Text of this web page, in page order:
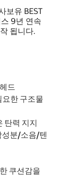
보유 BEST
9년 연속
됩니다.
드
한 구조물
탄력 지지
성분/소음/텐
쿠션감을